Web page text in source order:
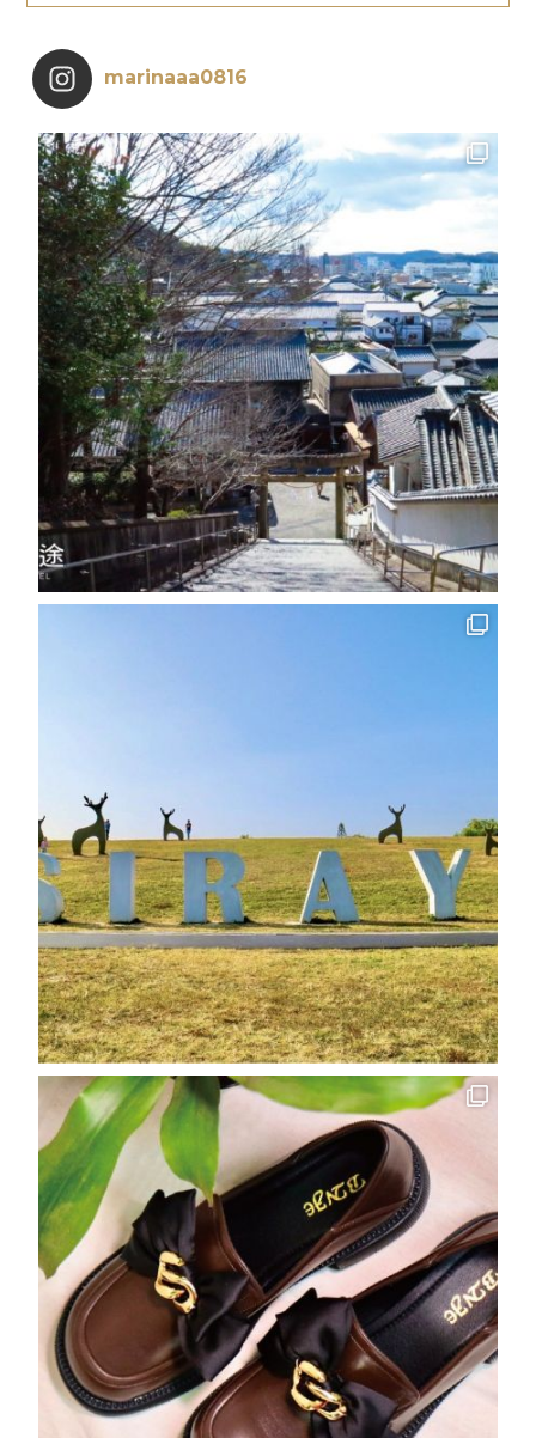
marinaaa0816